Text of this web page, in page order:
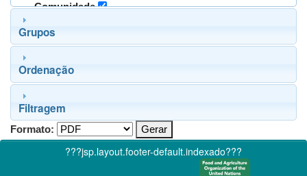
Comunidade
Grupos
Ordenação
Filtragem
Formato:
???jsp.layout.footer-default.indexado???